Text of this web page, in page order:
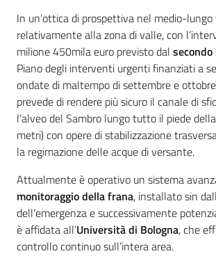
In un’ottica di prospettiva nel medio-
relativamente alla zona di valle, con
milione 450mila euro previsto dal
Piano degli interventi urgenti finanziati a
ondate di maltempo di settembre e
prevede di rendere più sicuro il canale di
l’alveo del Sambro lungo tutto il piede
metri) con opere di stabilizzazione
la regimazione delle acque di versante.
Attualmente è operativo un sistema
monitoraggio della frana, installato sin
dell’emergenza e successivamente
è affidata all’Università di Bologna, che
controllo continuo sull’intera area.